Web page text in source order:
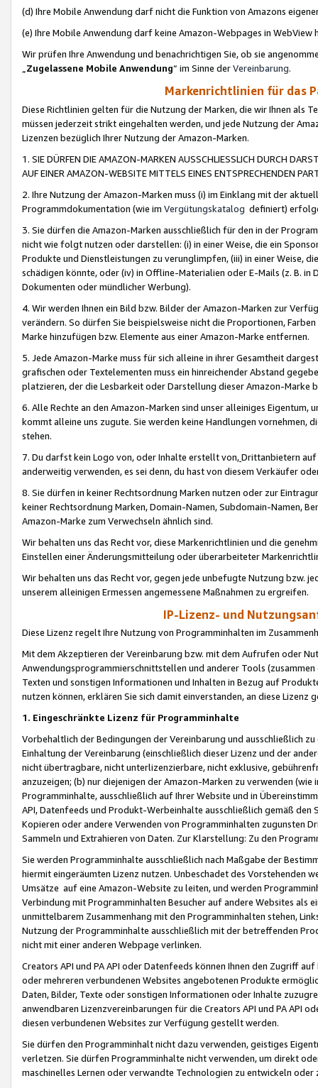
(d) Ihre Mobile Anwendung darf nicht die Funktion von Amazons
(e) Ihre Mobile Anwendung darf keine Amazon-Webpages in WebView
Wir prüfen Ihre Anwendung und benachrichtigen Sie, ob sie
„Zugelassene Mobile Anwendung“ im Sinne derVereinbarung.
Markenrichtlinien für das
Diese Richtlinien gelten für die Nutzung der Marken, die wir Ihnen als
müssen jederzeit strikt eingehalten werden, und jede Nutzung der
Lizenzen bezüglich Ihrer Nutzung der Amazon-Marken.
1. SIE DÜRFEN DIE AMAZON-MARKEN AUSSCHLIESSLICH DURCH
AUF EINER AMAZON-WEBSITE MITTELS EINES ENTSPRECHENDEN
2. Ihre Nutzung der Amazon-Marken muss (i) im Einklang mit der
Programmdokumentation (wie im Vergütungskatalog definiert)
3. Sie dürfen die Amazon-Marken ausschließlich für den in der
nicht wie folgt nutzen oder darstellen: (i) in einer Weise, die ein
Produkte und Dienstleistungen zu verunglimpfen, (iii) in einer Weise,
schädigen könnte, oder (iv) in Offline-Materialien oder E-Mails (z. B. in
Dokumenten oder mündlicher Werbung).
4. Wir werden Ihnen ein Bild bzw. Bilder der Amazon-Marken zur
verändern. So dürfen Sie beispielsweise nicht die Proportionen,
Marke hinzufügen bzw. Elemente aus einer Amazon-Marke entfernen.
5. Jede Amazon-Marke muss für sich alleine in ihrer Gesamtheit
grafischen oder Textelementen muss ein hinreichender Abstand
platzieren, der die Lesbarkeit oder Darstellung dieser Amazon-Marke
6. Alle Rechte an den Amazon-Marken sind unser alleiniges
kommt alleine uns zugute. Sie werden keine Handlungen vornehmen,
stehen.
7. Du darfst kein Logo von, oder Inhalte erstellt von,Drittanbietern auf
anderweitig verwenden, es sei denn, du hast von diesem Verkäufer
8. Sie dürfen in keiner Rechtsordnung Marken nutzen oder zur
keiner Rechtsordnung Marken, Domain-Namen, Subdomain-Namen,
Amazon-Marke zum Verwechseln ähnlich sind.
Wir behalten uns das Recht vor, diese Markenrichtlinien und die
Einstellen einer Änderungsmitteilung oder überarbeiteter
Wir behalten uns das Recht vor, gegen jede unbefugte Nutzung bzw.
unserem alleinigen Ermessen angemessene Maßnahmen zu ergreifen.
IP-Lizenz- und
Diese Lizenz regelt Ihre Nutzung von Programminhalten im
Mit dem Akzeptieren der Vereinbarung bzw. mit dem Aufrufen oder
Anwendungsprogrammierschnittstellen und anderer Tools (zusammen
Texten und sonstigen Informationen und Inhalten in Bezug auf
nutzen können, erklären Sie sich damit einverstanden, an diese Lizenz
1. Eingeschränkte Lizenz für Programminhalte
Vorbehaltlich der Bedingungen der Vereinbarung und ausschließlich
Einhaltung der Vereinbarung (einschließlich dieser Lizenz und der
nicht übertragbare, nicht unterlizenzierbare, nicht exklusive,
anzuzeigen; (b) nur diejenigen der Amazon-Marken zu verwenden
Programminhalte, ausschließlich auf Ihrer Website und in
API, Datenfeeds und Produkt-Werbeinhalte ausschließlich gemäß
Kopieren oder andere Verwenden von Programminhalten zugunsten
Sammeln und Extrahieren von Daten. Zur Klarstellung: Zu den
Sie werden Programminhalte ausschließlich nach Maßgabe der
hiermit eingeräumten Lizenz nutzen. Unbeschadet des Vorstehenden
Umsätze auf eine Amazon-Website zu leiten, und werden
Verbindung mit Programminhalten Besucher auf andere Websites als
unmittelbarem Zusammenhang mit den Programminhalten stehen,
Nutzung der Programminhalte ausschließlich mit der betreffenden
nicht mit einer anderen Webpage verlinken.
Creators API und PA API oder Datenfeeds können Ihnen den Zugriff
oder mehreren verbundenen Websites angebotenen Produkte
Daten, Bilder, Texte oder sonstigen Informationen oder Inhalte
anwendbaren Lizenzvereinbarungen für die Creators API und PA API
diesen verbundenen Websites zur Verfügung gestellt werden.
Sie dürfen den Programminhalt nicht dazu verwenden, geistiges
verletzen. Sie dürfen Programminhalte nicht verwenden, um direkt
maschinelles Lernen oder verwandte Technologien zu entwickeln